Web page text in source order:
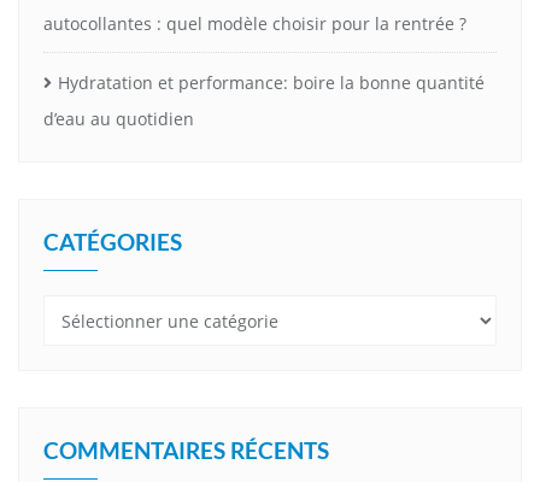
autocollantes : quel modèle choisir pour la rentrée ?
Hydratation et performance: boire la bonne quantité
d’eau au quotidien
CATÉGORIES
Catégories
COMMENTAIRES RÉCENTS